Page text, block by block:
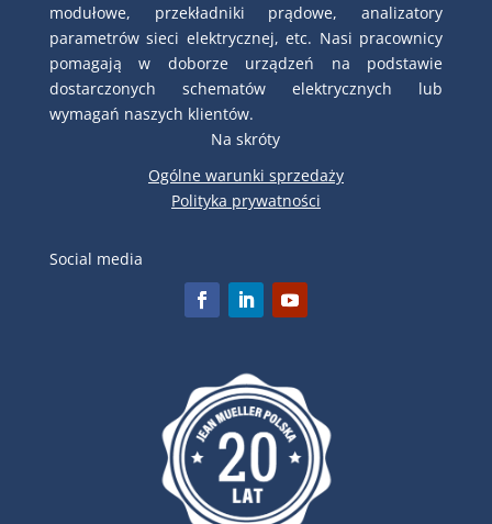
modułowe, przekładniki prądowe, analizatory
parametrów sieci elektrycznej, etc. Nasi pracownicy
pomagają w doborze urządzeń na podstawie
dostarczonych schematów elektrycznych lub
wymagań naszych klientów.
Na skróty
Ogólne warunki sprzedaży
Polityka prywatności
Social media